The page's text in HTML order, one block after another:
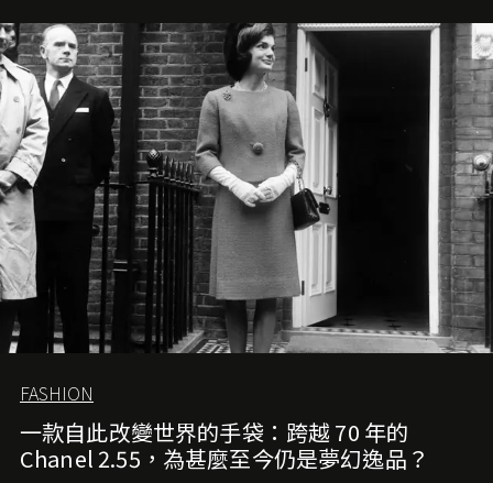
FASHION
一款自此改變世界的手袋：跨越 70 年的
Chanel 2.55，為甚麼至今仍是夢幻逸品？